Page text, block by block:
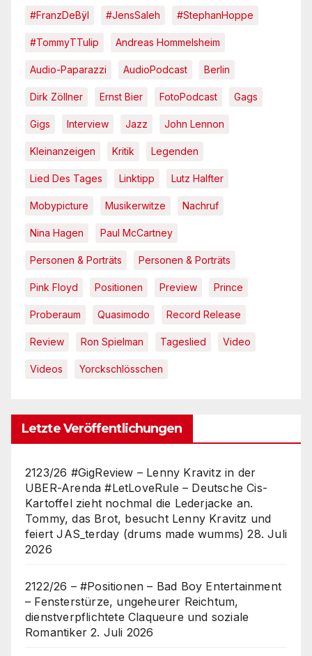
#FranzDeBÿl #JensSaleh #StephanHoppe
#TommyTTulip Andreas Hommelsheim
Audio-Paparazzi AudioPodcast Berlin
Dirk Zöllner Ernst Bier FotoPodcast Gags
Gigs Interview Jazz John Lennon
Kleinanzeigen Kritik Legenden
Lied Des Tages Linktipp Lutz Halfter
Mobypicture Musikerwitze Nachruf
Nina Hagen Paul McCartney
Personen & Porträts Personen & Porträts
Pink Floyd Positionen Preview Prince
Proberaum Quasimodo Record Release
Review Ron Spielman Tageslied Video
Videos Yorckschlösschen
Letzte Veröffentlichungen
2123/26 #GigReview – Lenny Kravitz in der
UBER-Arenda #LetLoveRule – Deutsche Cis-
Kartoffel zieht nochmal die Lederjacke an.
Tommy, das Brot, besucht Lenny Kravitz und
feiert JAS_terday (drums made wumms) 28. Juli
2026
2122/26 – #Positionen – Bad Boy Entertainment
– Fensterstürze, ungeheurer Reichtum,
dienstverpflichtete Claqueure und soziale
Romantiker 2. Juli 2026